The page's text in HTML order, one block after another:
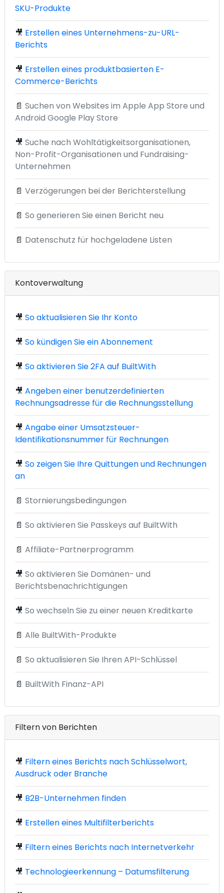
SKU-Produkte
🎥 Erstellen eines Unternehmens-zu-URL-
Berichts
🎥 Erstellen eines produktbasierten E-
Commerce-Berichts
📄 Suchen von Websites im Apple App Store und
Android Google Play Store
🎥 Suche nach Wohltätigkeitsorganisationen,
Non-Profit-Organisationen und Fundraising-
Unternehmen
📄 Verzögerungen bei der Berichterstellung
📄 So generieren Sie einen Bericht neu
📄 Datenschutz für hochgeladene Listen
Kontoverwaltung
🎥 So aktualisieren Sie Ihr Konto
🎥 So kündigen Sie ein Abonnement
🎥 So aktivieren Sie 2FA auf BuiltWith
🎥 Angeben einer benutzerdefinierten
Rechnungsadresse für die Rechnungsstellung
🎥 Angabe einer Umsatzsteuer-
Identifikationsnummer für Rechnungen
🎥 So zeigen Sie Ihre Quittungen und Rechnungen
an
📄 Stornierungsbedingungen
📄 So aktivieren Sie Passkeys auf BuiltWith
📄 Affiliate-Partnerprogramm
🎥 So aktivieren Sie Domänen- und
Berichtsbenachrichtigungen
🎥 So wechseln Sie zu einer neuen Kreditkarte
📄 Alle BuiltWith-Produkte
📄 So aktualisieren Sie Ihren API-Schlüssel
📄 BuiltWith Finanz-API
Filtern von Berichten
🎥 Filtern eines Berichts nach Schlüsselwort,
Ausdruck oder Branche
🎥 B2B-Unternehmen finden
🎥 Erstellen eines Multifilterberichts
🎥 Filtern eines Berichts nach Internetverkehr
🎥 Technologieerkennung – Datumsfilterung